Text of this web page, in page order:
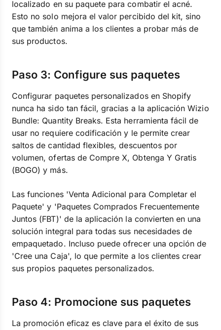
localizado en su paquete para combatir el acné.
Esto no solo mejora el valor percibido del kit, sino
que también anima a los clientes a probar más de
sus productos.
Paso 3: Configure sus paquetes
Configurar paquetes personalizados en Shopify
nunca ha sido tan fácil, gracias a la aplicación Wizio
Bundle: Quantity Breaks. Esta herramienta fácil de
usar no requiere codificación y le permite crear
saltos de cantidad flexibles, descuentos por
volumen, ofertas de Compre X, Obtenga Y Gratis
(BOGO) y más.
Las funciones 'Venta Adicional para Completar el
Paquete' y 'Paquetes Comprados Frecuentemente
Juntos (FBT)' de la aplicación la convierten en una
solución integral para todas sus necesidades de
empaquetado. Incluso puede ofrecer una opción de
'Cree una Caja', lo que permite a los clientes crear
sus propios paquetes personalizados.
Paso 4: Promocione sus paquetes
La promoción eficaz es clave para el éxito de sus